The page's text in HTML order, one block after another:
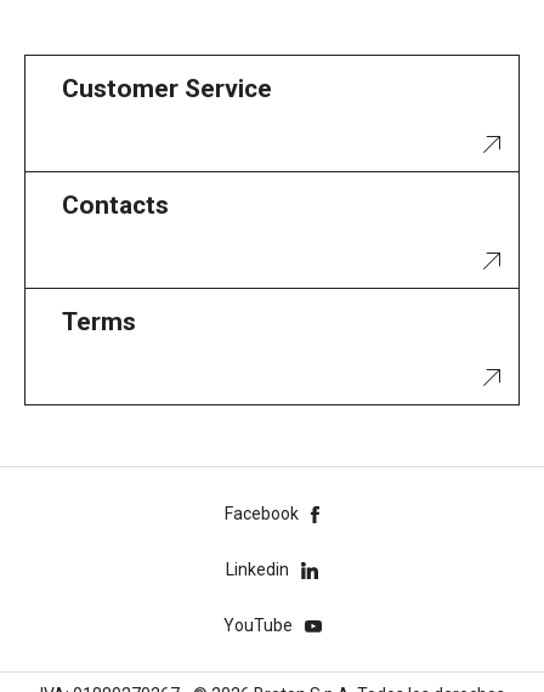
Customer Service
Contacts
Terms
Facebook
Linkedin
YouTube